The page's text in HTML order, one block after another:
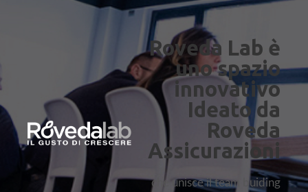
Roveda Lab è
uno spazio
innovativo
Ideato da
Roveda
Assicurazioni
che unisce il team buiding